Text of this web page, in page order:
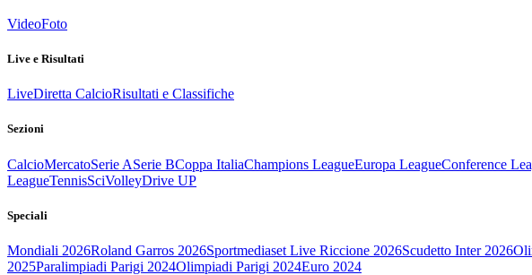
VideoFoto
Live e Risultati
LiveDiretta CalcioRisultati e Classifiche
Sezioni
CalcioMercatoSerie ASerie BCoppa ItaliaChampions LeagueEuropa LeagueConference
LeagueTennisSciVolleyDrive UP
Speciali
Mondiali 2026Roland Garros 2026Sportmediaset Live Riccione 2026Scudetto Inter 2026
2025Paralimpiadi Parigi 2024Olimpiadi Parigi 2024Euro 2024